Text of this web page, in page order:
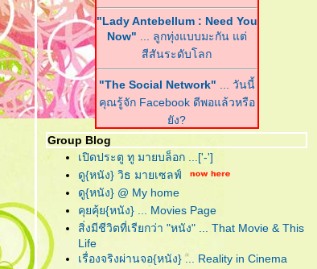
"Lady Antebellum : Need You
Now" ... ลูกทุ่งแบบมะกัน แต่
สีสันระดับโลก
"The Social Network" ... วันนี้
คุณรู้จัก Facebook ดีพอแล้วหรือ
ัง?
"Harry Potter and the Deathly
Hallows : Part I" ... ฉันต้องเปิด
เพื่อจะปิด!
"Scrubb : Kid"... คำตอบของ
เพลงอินดี้ที่ฟังง่าย อยู่ในอัลบั้มนี้
Group Blog
เปิดประตู ทู มายบล็อก ...['-']
ดู{หนัง} วิธ มายเซลฟ์
ดู{หนัง} @ My home
คุยคุ้ย{หนัง} ... Movies Page
สิ่งมีชีวิตที่เรียกว่า "หนัง" ... That Movie & This
Life
เรื่องจริงผ่านจอ{หนัง} ... Reality in Cinema